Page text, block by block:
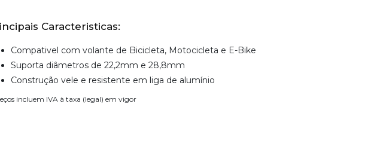
Caracteristicas:
Compativel com volante de Bicicleta, Motocicleta e E-Bike
Suporta diâmetros de 22,2mm e 28,8mm
Construção vele e resistente em liga de alumínio
incluem IVA à taxa (legal) em vigor